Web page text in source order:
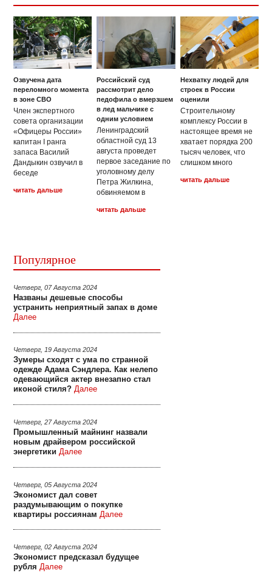
Озвучена дата
переломного момента
в зоне СВО
Член экспертного
совета организации
«Офицеры России»
капитан I ранга
запаса Василий
Дандыкин озвучил в
беседе
читать дальше
Российский суд
рассмотрит дело
педофила о вмерзшем
в лед мальчике с
одним условием
Ленинградский
областной суд 13
августа проведет
первое заседание по
уголовному делу
Петра Жилкина,
обвиняемом в
читать дальше
Нехватку людей для
строек в России
оценили
Строительному
комплексу России в
настоящее время не
хватает порядка 200
тысяч человек, что
слишком много
читать дальше
Популярное
Четверг, 07 Августа 2024
Названы дешевые способы
устранить неприятный запах в доме
Далее
Четверг, 19 Августа 2024
Зумеры сходят с ума по странной
одежде Адама Сэндлера. Как нелепо
одевающийся актер внезапно стал
иконой стиля? Далее
Четверг, 27 Августа 2024
Промышленный майнинг назвали
новым драйвером российской
энергетики Далее
Четверг, 05 Августа 2024
Экономист дал совет
раздумывающим о покупке
квартиры россиянам Далее
Четверг, 02 Августа 2024
Экономист предсказал будущее
рубля Далее